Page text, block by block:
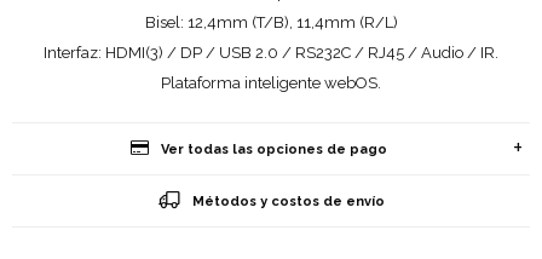
Bisel: 12,4mm (T/B), 11,4mm (R/L)
Interfaz: HDMI(3) / DP / USB 2.0 / RS232C / RJ45 / Audio / IR.
Plataforma inteligente webOS.
Ver todas las opciones de pago
Métodos y costos de envío